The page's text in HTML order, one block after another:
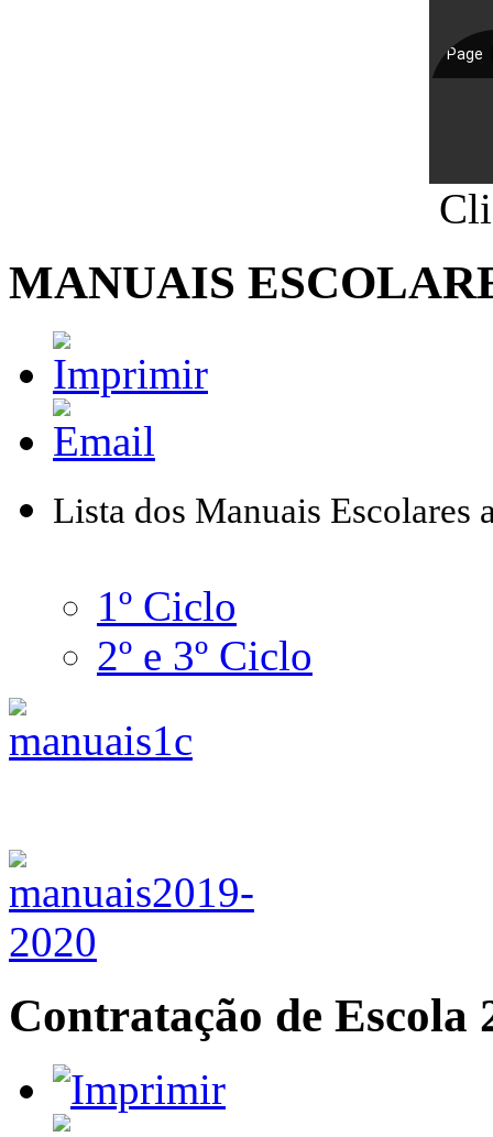
MANUAIS
Lista dos Manuais
1º Ciclo
2º e 3º Ciclo
Contratação de Escola